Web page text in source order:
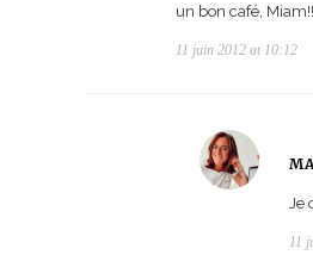
un bon café, Miam!!
11 juin 2012 at 10:12
Je
11